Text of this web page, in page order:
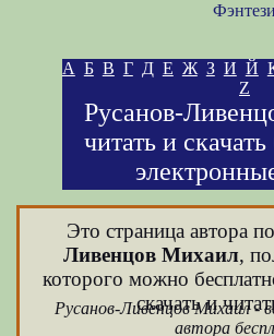
Фэнтези
А Б В Г Д Е Ж З И Й
Z
Русанов-
читать и
Это страница автора
Ливенцов Михаил,
которого можно
скачать и
Русанов-Ливенцов Михаил -
автора